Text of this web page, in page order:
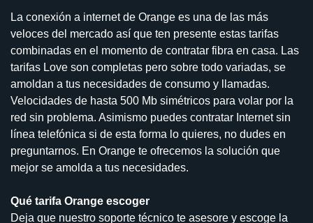
La conexión a internet de Orange es una de las más
veloces del mercado así que ten presente estas tarifas
combinadas en el momento de contratar fibra en casa. Las
tarifas Love son completas pero sobre todo variadas, se
amoldan a tus necesidades de consumo y llamadas.
Velocidades de hasta 500 Mb simétricos para volar por la
red sin problema. Asimismo puedes contratar Internet sin
línea telefónica si de esta forma lo quieres, no dudes en
preguntarnos. En Orange te ofrecemos la solución que
mejor se amolda a tus necesidades.
Qué tarifa Orange escoger
Deja que nuestro soporte técnico te asesore y escoge la